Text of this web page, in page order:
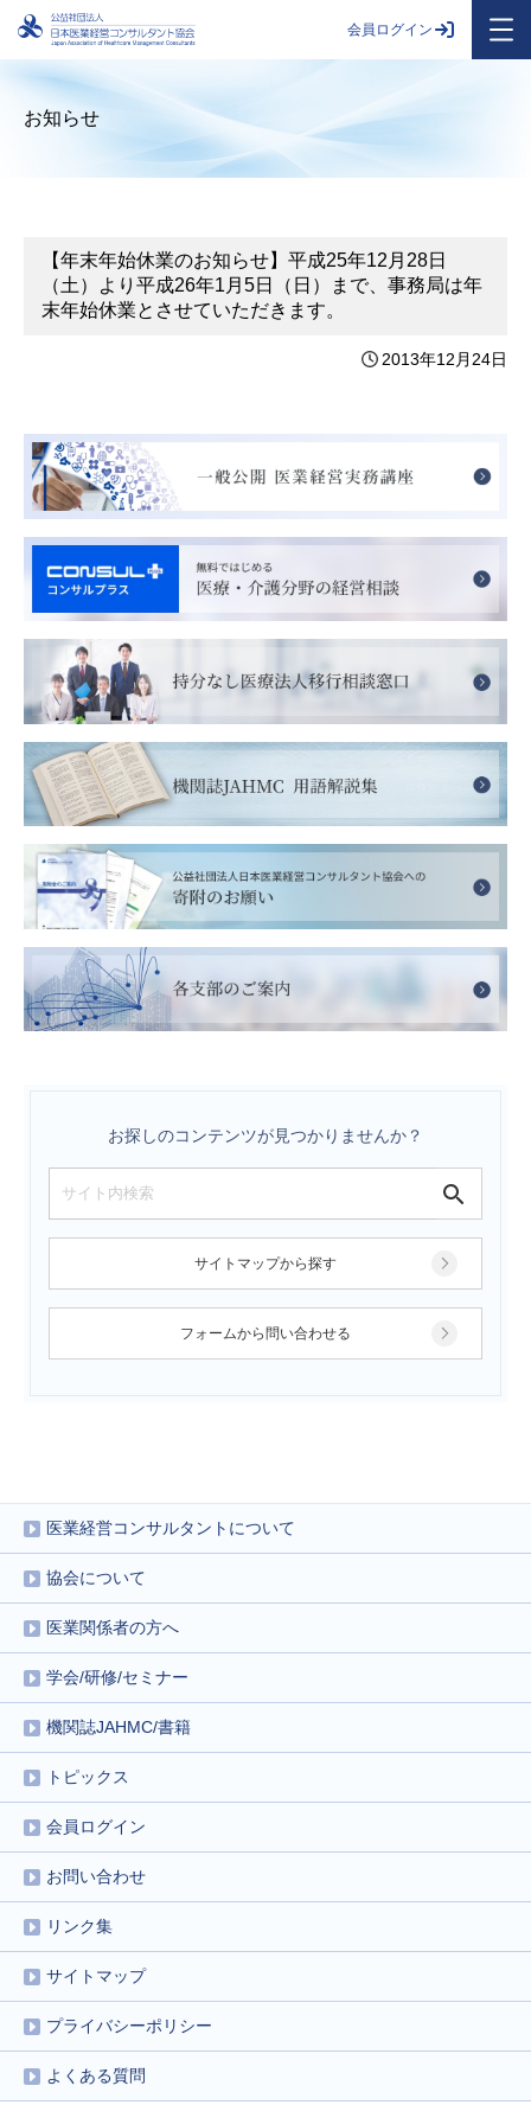
会員ログイン
お知らせ
【年末年始休業のお知らせ】平成25年12月28日
（土）より平成26年1月5日（日）まで、事務局は年
末年始休業とさせていただきます。
2013年12月24日
お探しのコンテンツが見つかりませんか？
サイトマップから探す
フォームから問い合わせる
医業経営コンサルタントについて
協会について
医業関係者の方へ
学会/研修/セミナー
機関誌JAHMC/書籍
トピックス
会員ログイン
お問い合わせ
リンク集
サイトマップ
プライバシーポリシー
よくある質問